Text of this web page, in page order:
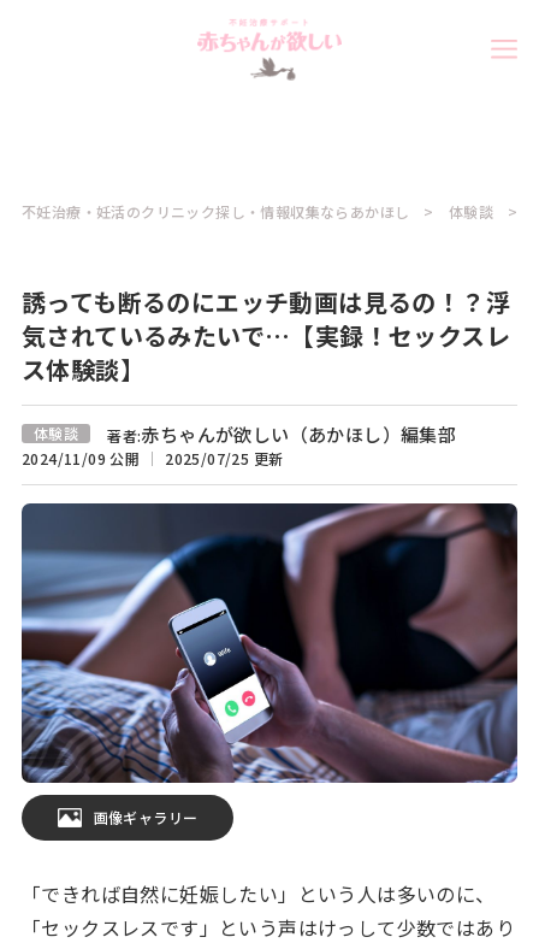
不妊治療・妊活のクリニック探し・情報収集ならあかほし 体験談
誘っても断るのにエッチ動画は見るの！？浮
気されているみたいで…【実録！セックスレ
ス体験談】
体験談 著者:赤ちゃんが欲しい（あかほし）編集部
2024/11/09 公開 2025/07/25 更新
画像ギャラリー
「できれば自然に妊娠したい」という人は多いのに、
「セックスレスです」という声はけっして少数ではあり